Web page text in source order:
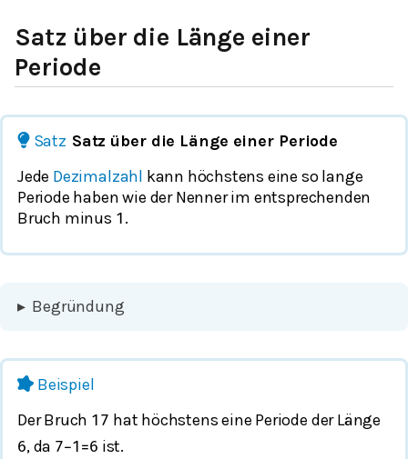
Satz über die Länge einer
Periode
Satz Satz über die Länge einer Periode
Jede Dezimalzahl kann höchstens eine so lange
Periode haben wie der Nenner im entsprechenden
Bruch minus 1 .
▸ Begründung
Beispiel
Der Bruch 1 7 hat höchstens eine Periode der Länge
6, da 7−1 =6 ist.